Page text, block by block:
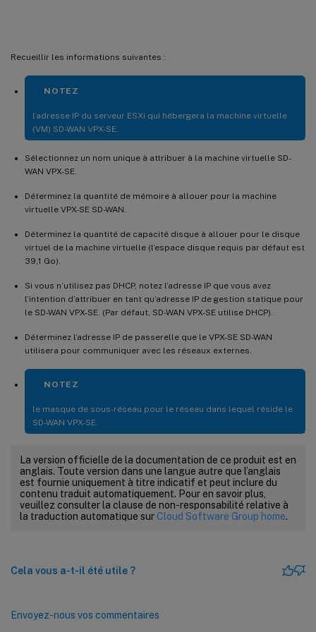
Recueillir les informations suivantes :
NOTEZ
l’adresse IP du serveur ESXi qui hébergera la machine virtuelle
(VM) SD-WAN VPX-SE.
Sélectionnez un nom unique à attribuer à la machine virtuelle SD-
WAN VPX-SE.
Déterminez la quantité de mémoire à allouer pour la machine
virtuelle VPX-SE SD-WAN.
Déterminez la quantité de capacité disque à allouer pour le disque
virtuel de la machine virtuelle (l’espace disque requis par défaut est
39,1 Go).
Si vous n’utilisez pas DHCP, notez l’adresse IP que vous avez
l’intention d’attribuer en tant qu’adresse IP de gestion statique pour
le SD-WAN VPX-SE. (Par défaut, SD-WAN VPX-SE utilise DHCP).
Déterminez l’adresse IP de passerelle que le VPX-SE SD-WAN
utilisera pour communiquer avec les réseaux externes.
NOTEZ
le masque de sous-réseau pour le réseau dans lequel réside le
SD-WAN VPX-SE.
La version officielle de la documentation de ce produit est en
anglais. Toute version dans une langue autre que l’anglais
est fournie uniquement à titre indicatif et peut inclure du
contenu traduit automatiquement. Pour en savoir plus,
veuillez consulter la clause de non-responsabilité relative à
la traduction automatique sur Cloud Software Group home.
Cela vous a-t-il été utile ?
Envoyez-nous vos commentaires